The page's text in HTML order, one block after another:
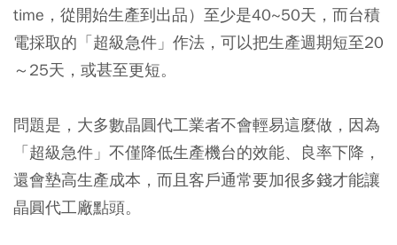
time，從開始生產到出品） 至少是40~50天 ，而台積
電採取的「超級急件」作法，可以把生產週期短至20
～25天 ，或甚至更短。
問題是，大多數晶圓代工業者不會輕易這麼做，因為
「超級急件」不僅降低生產機台的效能、良率下降，
還會墊高生產成本，而且客戶通常要加很多錢才能讓
晶圓代工廠點頭。